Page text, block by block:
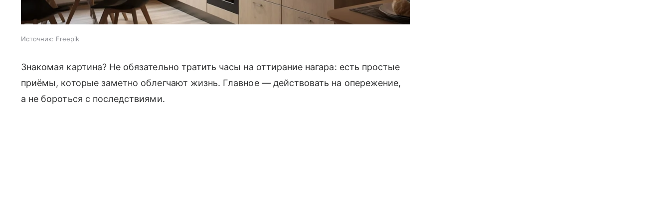
Источник: Freepik
Знакомая картина? Не обязательно тратить часы на оттирание нагара: есть простые
приёмы, которые заметно облегчают жизнь. Главное — действовать на опережение,
а не бороться с последствиями.